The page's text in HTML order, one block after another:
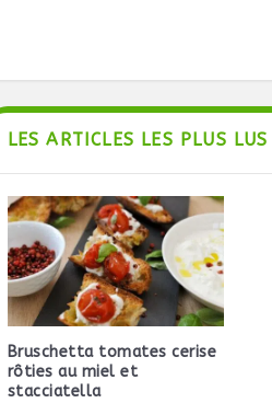
LES ARTICLES LES PLUS
Bruschetta tomates cerise
rôties au miel et
stacciatella